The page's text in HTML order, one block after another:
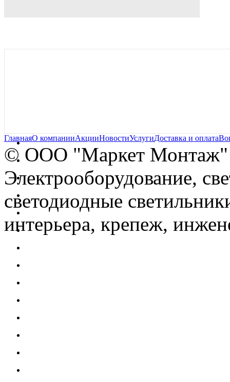
ГлавнаяО компанииАкцииНовостиУслугиДоставка и оплата
© OOO "Маркет Монтаж"
Электрооборудование,
светодиодные
интерьера, крепеж,